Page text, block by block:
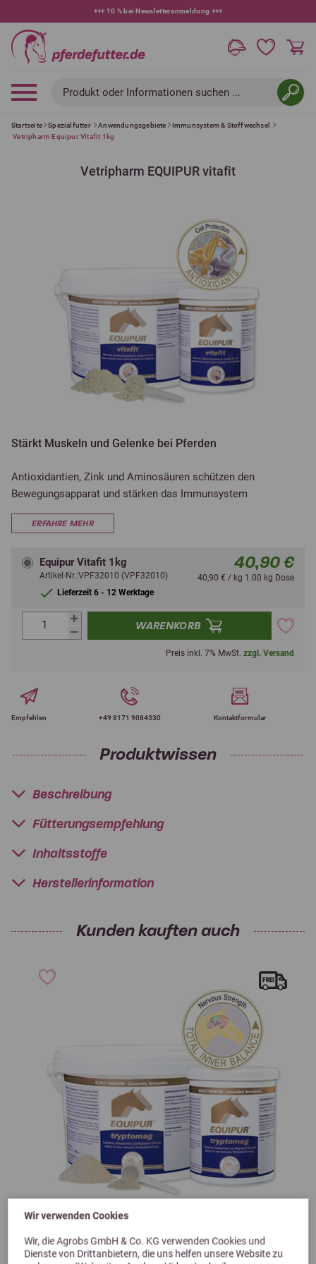
Wir verwenden Cookies
Wir, die Agrobs GmbH & Co. KG verwenden Cookies und
Dienste von Drittanbietern, die uns helfen unsere Website zu
+++ 10 % bei Newsletteranmeldung +++
Produkt oder Informationen suchen ...
Startseite Spezialfutter Anwendungsgebiete
Immunsystem & Stoffwechsel
Vetripharm Equipur Vitafit 1kg
Vetripharm EQUIPUR vitafit
Stärkt Muskeln und Gelenke bei Pferden
Antioxidantien, Zink und Aminosäuren schützen den
Bewegungsapparat und stärken das Immunsystem
ERFAHRE MEHR
Equipur Vitafit 1kg
Artikel-Nr.:VPF32010 (VPF32010)
Lieferzeit 6 - 12 Werktage
40,90 €
40,90 € / kg 1.00 kg Dose
WARENKORB
Preis inkl. 7% MwSt. zzgl. Versand
Empfehlen +49 8171 9084330 Kontaktformular
Produktwissen
Beschreibung
Fütterungsempfehlung
Inhaltsstoffe
Herstellerinformation
Kunden kauften auch
Vetripharm Equipur Tryptomag 1kg
Previous